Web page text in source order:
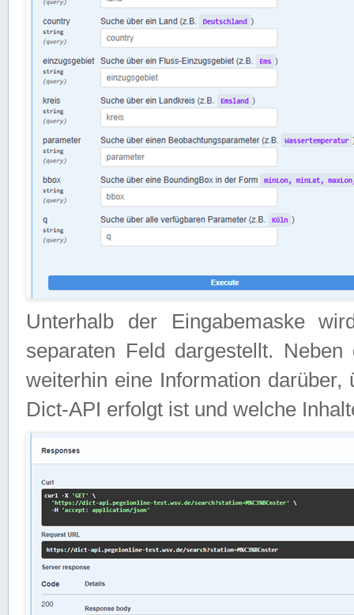
Unterhalb der Eingabemaske
separaten Feld dargestellt.
weiterhin eine Information
Dict-API erfolgt ist und welche